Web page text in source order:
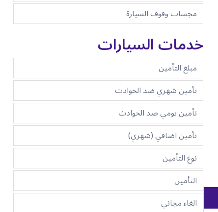
مجسات وقوف السيارة
خدمات السيارات
مبلغ التأمين
تأمين شهري ضد الحوادث
تأمين يومي ضد الحوادث
تأمين اضافي (شهري)
نوع التأمين
التأمين
الغاء مجاني